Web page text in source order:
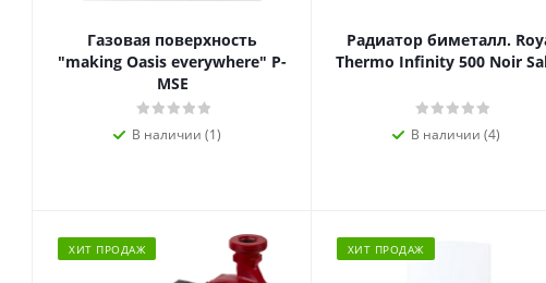
Газовая поверхность
"making Oasis everywhere" P-
MSE
В наличии (1)
Радиатор биметалл.
Thermo Infinity 500 Noir
В наличии (4)
ХИТ ПРОДАЖ ХИТ ПРОДАЖ